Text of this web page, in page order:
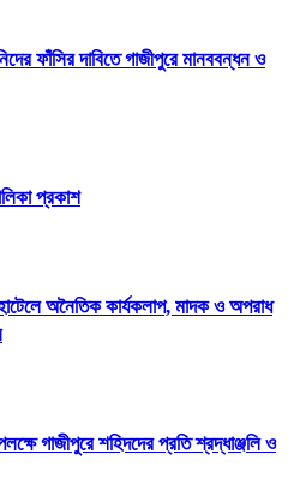
ফাঁসির দাবিতে গাজীপুরে মানববন্ধন ও
প্রকাশ
অনৈতিক কার্যকলাপ, মাদক ও অপরাধ
গাজীপুরে শহিদদের প্রতি শ্রদ্ধাঞ্জলি ও